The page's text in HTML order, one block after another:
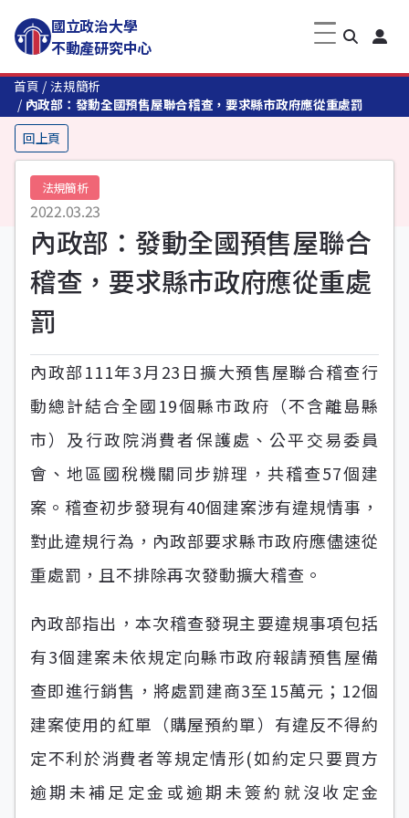
國立政治大學
不動產研究中心
首頁
法規簡析
內政部：發動全國預售屋聯合稽查，要求縣市政府應從重處罰
回上頁
法規簡析
2022.03.23
內政部：發動全國預售屋聯合
稽查，要求縣市政府應從重處
罰
內政部111年3月23日擴大預售屋聯合稽查行
動總計結合全國19個縣市政府（不含離島縣
市）及行政院消費者保護處、公平交易委員
會、地區國稅機關同步辦理，共稽查57個建
案。稽查初步發現有40個建案涉有違規情事，
對此違規行為，內政部要求縣市政府應儘速從
重處罰，且不排除再次發動擴大稽查。
內政部指出，本次稽查發現主要違規事項包括
有3個建案未依規定向縣市政府報請預售屋備
查即進行銷售，將處罰建商3至15萬元；12個
建案使用的紅單（購屋預約單）有違反不得約
定不利於消費者等規定情形(如約定只要買方
逾期未補足定金或逾期未簽約就沒收定金